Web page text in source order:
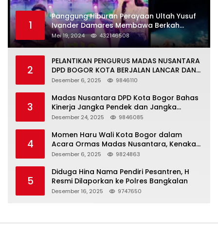
1
Panggung Hiburan Perayaan Ultah Yusuf
Ivander Damares Membawa Berkah
Warga Kejapanan
Mei 19, 2024 432146508
2
PELANTIKAN PENGURUS MADAS NUSANTARA
DPD BOGOR KOTA BERJALAN LANCAR DAN
KHIDMAT
Desember 6, 2025 9846110
3
Madas Nusantara DPD Kota Bogor Bahas
Kinerja Jangka Pendek dan Jangka
Panjang
Desember 24, 2025 9846085
4
Momen Haru Wali Kota Bogor dalam
Acara Ormas Madas Nusantara, Kenakan
Peci Hitam Tinggi sebagai Simbol
Desember 6, 2025 9824863
5
Diduga Hina Nama Pendiri Pesantren, H
Resmi Dilaporkan ke Polres Bangkalan
Desember 16, 2025 9747650